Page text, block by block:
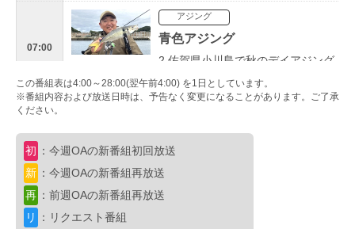
07:00
アジング
青色アジング
2 佐賀県小川島で秋のデイアジング！
出演者： 本岡 利將 初回放送：2023/11/10
08:00
もが釣
2 千葉県金谷の貸切釣場でルアー釣り
出演者： 最上 もが
09:00
この番組表は4:00～28:00(翌午前4:00) を1日としています。
※番組内容および放送日時は、予告なく変更になることがあります。ご了承
ください。
初 ：今週OAの新番組初回放送
新 ：今週OAの新番組再放送
再 ：前週OAの新番組再放送
リ
：リクエスト番組